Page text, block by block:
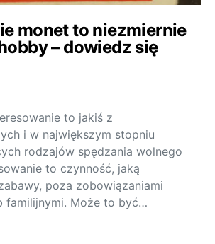
monet to niezmiernie
– dowiedz się
to jakiś z
i w największym stopniu
rodzajów spędzania wolnego
to czynność, jaką
poza zobowiązaniami
familijnymi. Może to być…